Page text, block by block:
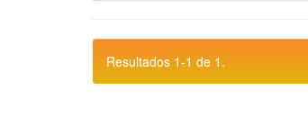
Resultados 1-1 de 1.